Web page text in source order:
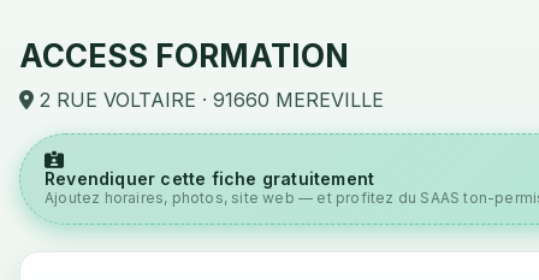
ACCESS FORMATION
2 RUE VOLTAIRE · 91660 MEREVILLE
Revendiquer cette fiche gratuitement
Ajoutez horaires, photos, site web — et profitez du SAAS ton-